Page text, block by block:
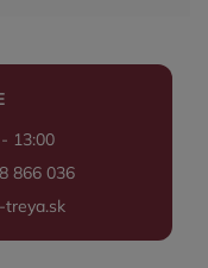
13:00
866 036
treya.sk